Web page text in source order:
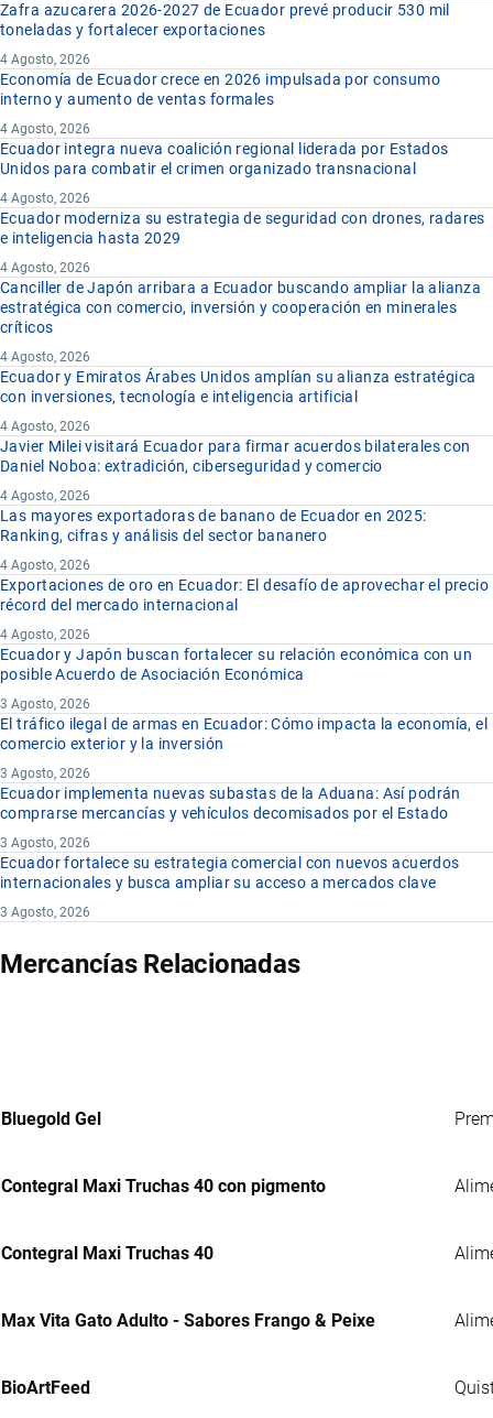
Zafra azucarera 2026-2027 de Ecuador prevé producir 530 mil
toneladas y fortalecer exportaciones
4 Agosto, 2026
Economía de Ecuador crece en 2026 impulsada por consumo
interno y aumento de ventas formales
4 Agosto, 2026
Ecuador integra nueva coalición regional liderada por Estados
Unidos para combatir el crimen organizado transnacional
4 Agosto, 2026
Ecuador moderniza su estrategia de seguridad con drones, radares
e inteligencia hasta 2029
4 Agosto, 2026
Canciller de Japón arribara a Ecuador buscando ampliar la alianza
estratégica con comercio, inversión y cooperación en minerales
críticos
4 Agosto, 2026
Ecuador y Emiratos Árabes Unidos amplían su alianza estratégica
con inversiones, tecnología e inteligencia artificial
4 Agosto, 2026
Javier Milei visitará Ecuador para firmar acuerdos bilaterales con
Daniel Noboa: extradición, ciberseguridad y comercio
4 Agosto, 2026
Las mayores exportadoras de banano de Ecuador en 2025:
Ranking, cifras y análisis del sector bananero
4 Agosto, 2026
Exportaciones de oro en Ecuador: El desafío de aprovechar el precio
récord del mercado internacional
4 Agosto, 2026
Ecuador y Japón buscan fortalecer su relación económica con un
posible Acuerdo de Asociación Económica
3 Agosto, 2026
El tráfico ilegal de armas en Ecuador: Cómo impacta la economía, el
comercio exterior y la inversión
3 Agosto, 2026
Ecuador implementa nuevas subastas de la Aduana: Así podrán
comprarse mercancías y vehículos decomisados por el Estado
3 Agosto, 2026
Ecuador fortalece su estrategia comercial con nuevos acuerdos
internacionales y busca ampliar su acceso a mercados clave
3 Agosto, 2026
Mercancías Relacionadas
Bluegold Gel
Contegral Maxi Truchas 40 con pigmento
Contegral Maxi Truchas 40
Max Vita Gato Adulto - Sabores Frango & Peixe
BioArtFeed